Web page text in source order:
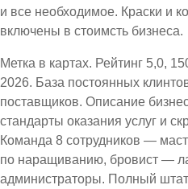
и все необходимое. Краски и
включены в стоимсть бизнеса.
Метка в картах. Рейтинг 5,0,
2026. База постоянных
поставщиков. Описание
стандарты оказания услуг и
Команда 8 сотрудников —
по наращиванию, бровист —
администраторы. Полный